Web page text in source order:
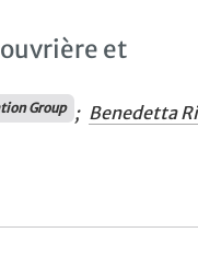
et
Group ; Benedetta